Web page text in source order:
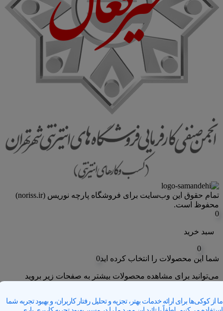
تمام حقوق اين وب‌سايت برای فروشگاه پارچه نوریس (noriss.ir)
محفوظ است.
ما از کوکی‌ها برای ارائه خدمات بهتر، تجزیه و تحلیل رفتار کاربران، و بهبود تجربه شما
0
سبد خرید
0
شما این محصولات را انتخاب کرده اید0
می‌توانید برای مشاهده محصولات بیشتر به صفحات زیر بروید